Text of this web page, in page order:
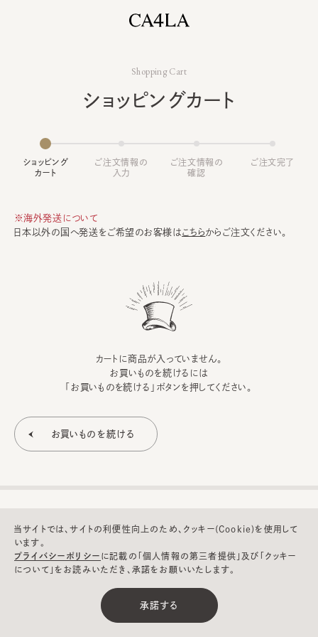
Shopping Cart
ショッピングカート
ショッピング
カート
ご注文情報の
入力
ご注文情報の
確認
ご注文完了
※海外発送について
日本以外の国へ発送をご希望のお客様はこちらからご注文ください。
カートに商品が入っていません。
お買いものを続けるには
「お買いものを続ける」ボタンを押してください。
©CA4LA INC. All Rights Reserved.
当サイトでは、サイトの利便性向上のため、クッキー(Cookie)を使用して
います。
プライバシーポリシー に記載の「個人情報の第三者提供」及び「クッキー
について」をお読みいただき、承諾をお願いいたします。
承諾する